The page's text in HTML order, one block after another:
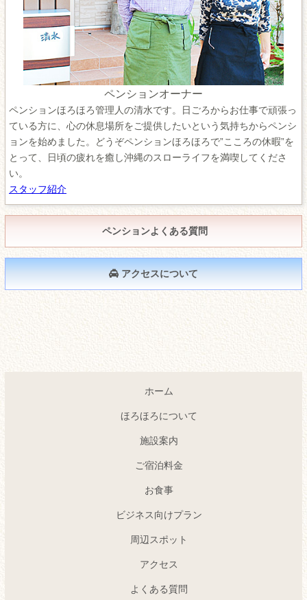
ペンションオーナー
ペンションほろほろ管理人の清水です。日ごろからお仕事で頑張っ
ている方に、心の休息場所をご提供したいという気持ちからペンシ
ョンを始めました。どうぞペンションほろほろで”こころの休暇”を
とって、日頃の疲れを癒し沖縄のスローライフを満喫してくださ
い。
スタッフ紹介
ペンションよくある質問
アクセスについて
ホーム
ほろほろについて
施設案内
ご宿泊料金
お食事
ビジネス向けプラン
周辺スポット
アクセス
よくある質問